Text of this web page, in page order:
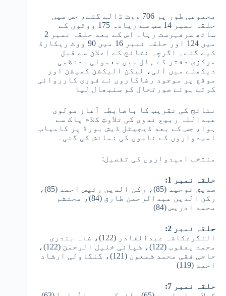
مجموعی طور پر 706 ووٹ ڈالے گئے، جس میں
حلقہ نمبر 14 سب سے زیادہ 175 ووٹوں کے
ساتھ سرفہرست رہا۔ اس کے بعد حلقہ نمبر 2
میں 124 اور حلقہ نمبر 16 میں 90 ووٹ ریکارڈ
کیے گئے۔ اگرچہ نتائج کے اعلان سے قبل
مرکزی دفتر کے ہال میں معمولی بدنظمی
دیکھنے میں آئی، لیکن الیکشن کمیشن اور
موقع پر موجود رضاکاروں نے فوری کارروائی
کرتے ہوئے صورتحال کو سنبھال لیا
نتائج کی تقریب کا باضابطہ آغاز مولوی
عبداللہ ربیع ندوی کی تلاوتِ کلام پاک سے
ہوا، جس کے بعد ڈیجیٹل ڈیش بورڈ پر کامیاب
امیدواروں کے ناموں کی نمائش کی گئی۔
منتخب امیدواروں کی تفصیل:
حلقہ نمبر 1:
صدیق توحید (85)، رکن الدین رئیس احمد (85)،
رکن الدین عبدالرحمن طارق (84)، محتشم
محمد ادریس (84)
حلقہ نمبر 2:
النگرعکاشہ عبدالقادر (122)، شاہ بندری
محمد یعقوب (122)، شپائی خلیل الرحمٰن (122)،
حاجی فقی محمد شمعون (121)، گنگاولی ارشاد
احمد (119)
حلقہ نمبر 7: